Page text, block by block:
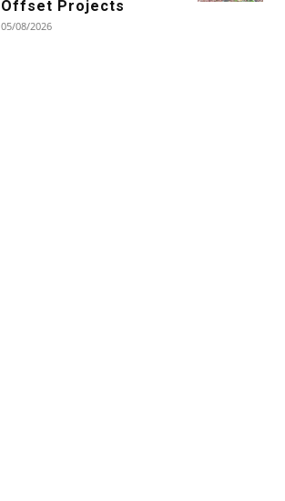
Offset Projects
05/08/2026